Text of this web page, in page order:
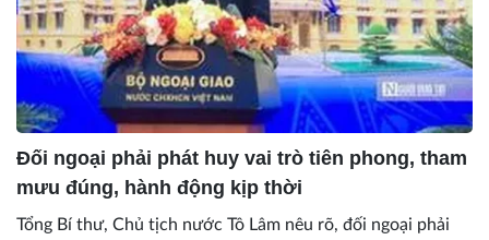
Đối ngoại phải phát huy vai trò tiên phong, tham
mưu đúng, hành động kịp thời
Tổng Bí thư, Chủ tịch nước Tô Lâm nêu rõ, đối ngoại phải